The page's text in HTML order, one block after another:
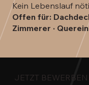
Kein Lebenslauf
Offen für:
Zimmerer ·
JETZT BEWERBEN